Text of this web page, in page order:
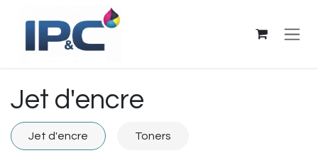
Se rendre au contenu
Jet d'encre
Jet d'encre Toners